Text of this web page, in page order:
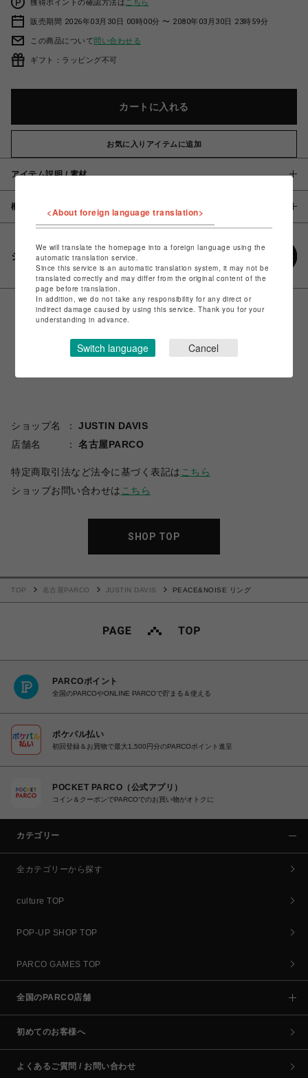
獲得ポイントの確認方法は こちら
販売期間 2026年03月30日 00時00分 〜 2080年03月30日 23時59分
この商品について問い合わせる
ギフト：ラッピング不可
カートに入れる
お気に入りアイテムに追加
アイテム説明 / 素材
概要
シェアする
ショップ名
JUSTIN DAVIS
店舗名
名古屋PARCO
特定商取引法など法令に基づく表記は こちら
ショップお問い合わせは こちら
SHOP TOP
TOP 名古屋PARCO JUSTIN DAVIS PEACE&NOISE リング
PARCOポイント
全国のPARCOやONLINE PARCOで貯まる＆使える
ポケパル払い
初回登録＆お買物で最大1,500円分のPARCOポイント進呈
POCKET PARCO（公式アプリ）
コイン＆クーポンでPARCOでのお買い物がオトクに
カテゴリー
全カテゴリーから探す
culture TOP
POP-UP SHOP TOP
PARCO GAMES TOP
全国のPARCO店舗
初めてのお客様へ
よくあるご質問 / お問い合わせ
<About foreign language translation>
We will translate the homepage into a foreign language using the
automatic translation service.
Since this service is an automatic translation system, it may not be
translated correctly and may differ from the original content of the
page before translation.
In addition, we do not take any responsibility for any direct or
indirect damage caused by using this service. Thank you for your
understanding in advance.
Switch language Cancel